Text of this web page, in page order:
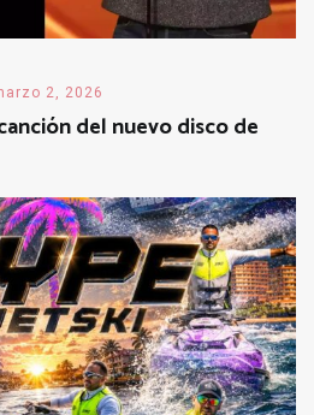
2, 2026
del nuevo disco de